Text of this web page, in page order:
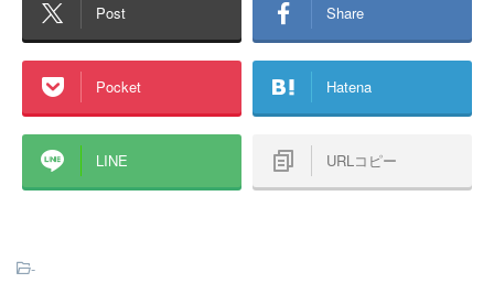
Post Share
Pocket Hatena
LINE URLコピー
-